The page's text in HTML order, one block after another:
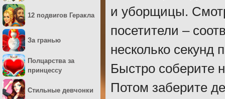
и уборщицы.
посетители –
несколько секунд
Быстро соберите
Потом заберите
12 подвигов Геракла
За гранью
Полцарства за
принцессу
Стильные девчонки